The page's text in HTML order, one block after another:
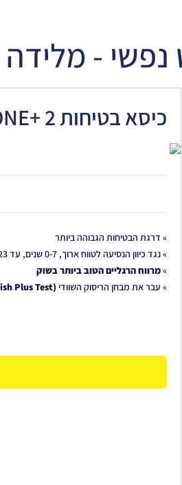
-
כיסא בטיחות ONE+ 2
» דרגת הבטיחות הגבוהה ביותר
» נגד כיוון הנסיעה לטווח ארוך, 0-7 שנים, עד 23 ק"ג
»מרווח הרגליים הטוב ביותר בשוק
» עבר את מבחן הריסוק השוודי (Swedish Plus Test)